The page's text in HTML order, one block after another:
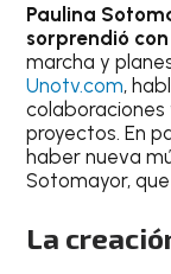
Paulina
sorprendió
marcha y
Unotv.com,
colaboraciones
proyectos. En
haber nueva
Sotomayor,
La